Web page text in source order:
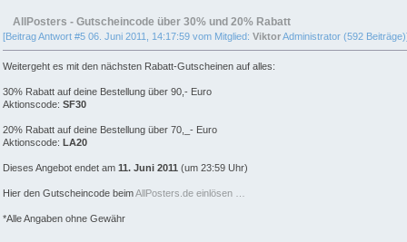
AllPosters - Gutscheincode über 30% und 20% Rabatt
[Beitrag Antwort #5 06. Juni 2011, 14:17:59 vom Mitglied: ViktorAdministrator (592
Weitergeht es mit den nächsten Rabatt-Gutscheinen auf alles:
30% Rabatt auf deine Bestellung über 90,- Euro
Aktionscode: SF30
20% Rabatt auf deine Bestellung über 70,_- Euro
Aktionscode: LA20
Dieses Angebot endet am 11. Juni 2011 (um 23:59 Uhr)
Hier den Gutscheincode beimAllPosters.de einlösen …
*Alle Angaben ohne Gewähr